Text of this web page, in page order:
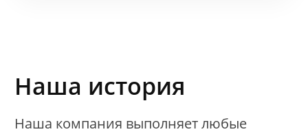
Наша история
Наша компания выполняет любые